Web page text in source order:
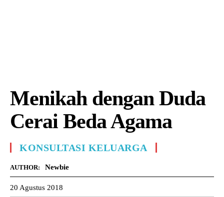
Menikah dengan Duda
Cerai Beda Agama
KONSULTASI KELUARGA
AUTHOR: Newbie
20 Agustus 2018